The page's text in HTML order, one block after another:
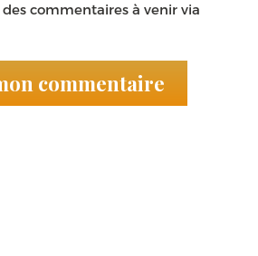
commentaires à venir via